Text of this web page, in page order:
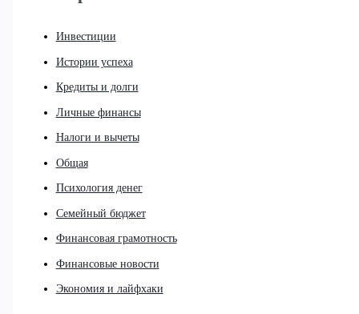
Инвестиции
Истории успеха
Кредиты и долги
Личные финансы
Налоги и вычеты
Общая
Психология денег
Семейный бюджет
Финансовая грамотность
Финансовые новости
Экономия и лайфхаки